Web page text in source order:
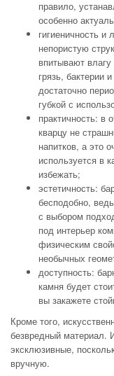
правило,
особенно
гигиеничность и
непористую
впитывают
грязь, бактерии
достаточно
губкой с
практичность: в
кварцу не
напитков, а это
используется в
избежать;
эстетичность:
бесподобно,
с выбором
под интерьер
физическим
необычных
доступность:
камня будет
вы закажете
Кроме того,
безвредный материал.
эксклюзивные,
вручную.